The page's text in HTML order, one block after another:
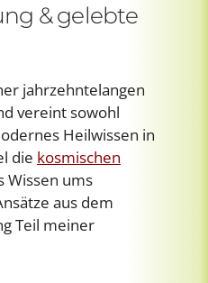
& gelebte
jahrzehntelangen
vereint sowohl
Heilwissen in
die kosmischen
Wissen ums
aus dem
Teil meiner